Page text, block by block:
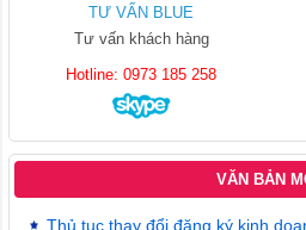
TƯ VẤN BLUE
Tư vấn khách hàng
Hotline: 0973 185 258
VĂN BẢN
Thủ tục thay đổi đăng ký kinh